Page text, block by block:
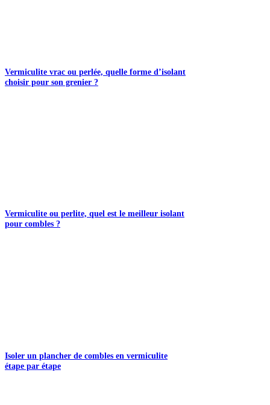
Vermiculite vrac ou perlée, quelle forme d’isolant
choisir pour son grenier ?
Vermiculite ou perlite, quel est le meilleur isolant
pour combles ?
Isoler un plancher de combles en vermiculite
étape par étape